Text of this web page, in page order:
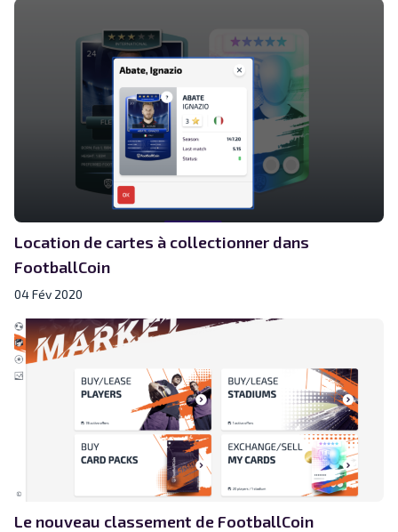
Location de cartes à collectionner dans
FootballCoin
04 Fév 2020
Le nouveau classement de FootballCoin